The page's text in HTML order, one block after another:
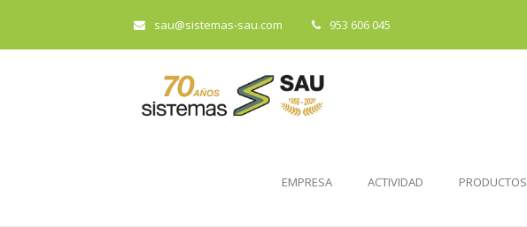
sau@sistemas-sau.com 953 606 045
EMPRESA ACTIVIDAD PRODUCTOS